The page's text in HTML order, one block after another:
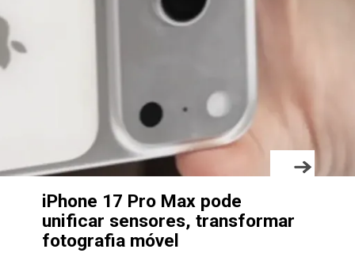
iPhone 17 Pro Max pode
unificar sensores, transformar
fotografia móvel